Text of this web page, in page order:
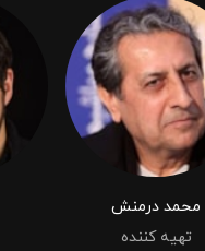
محمد درمنش
تهیه کننده